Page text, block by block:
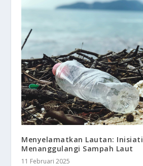
Menyelamatkan Lautan:
Menanggulangi Sampah Laut
11 Februari 2025